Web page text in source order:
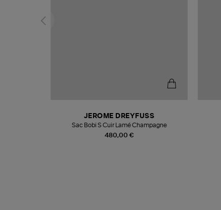
480,00 €
JEROME DREYFUSS
Sac Bobi S Cuir Lamé Champagne